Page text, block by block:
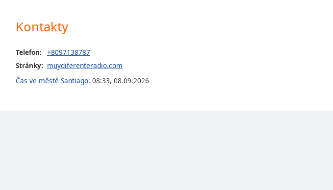
off,
subtitles
Kontakty
Telefon:
+8097138787
Stránky: muydiferenteradio.com
Čas ve městě Santiago: 08:33, 08.09.2026